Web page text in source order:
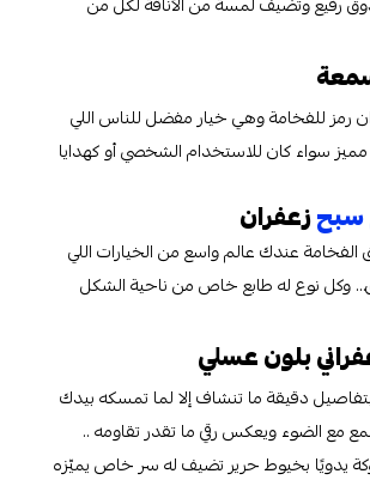
للفخامة وهي خيار مفضل للناس اللي
كان للاستخدام الشخصي أو كهدايا
زعفران
عندك عالم واسع من الخيارات اللي
نوع له طابع خاص من ناحية الشكل
دقيقة ما تنشاف إلا لما تمسكه بيدك
الضوء ويعكس رقي ما تقدر تقاومه ..
بخيوط حرير تضيف له سر خاص يميّزه